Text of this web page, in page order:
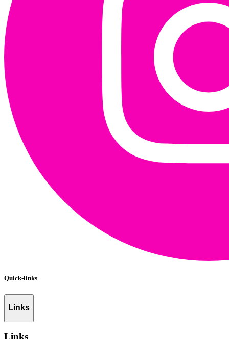
Quick-links
Links